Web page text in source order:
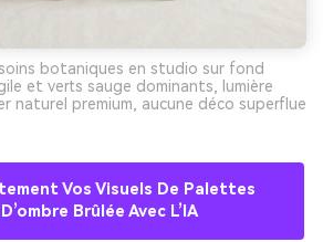
botaniques en studio sur fond
et verts sauge dominants, lumière
naturel premium, aucune déco superflue
Vos Visuels De Palettes
Brûlée Avec L’IA